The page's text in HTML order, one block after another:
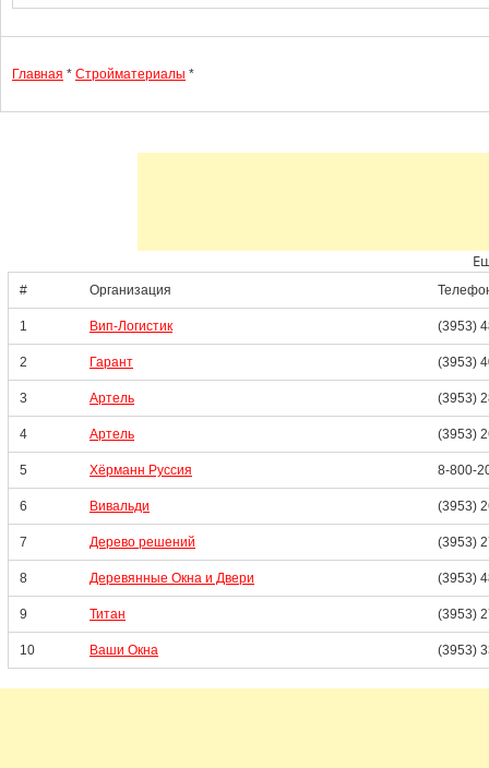
Главная * Стройматериалы *
# Организация
1 Вип-Логистик (3953)
2 Гарант (3953)
3 Артель (3953)
4 Артель (3953)
5 Хёрманн Руссия 8-800-
6 Вивальди (3953)
7 Дерево решений (3953)
8 Деревянные Окна и Двери (3953)
9 Титан (3953)
10 Ваши Окна (3953)